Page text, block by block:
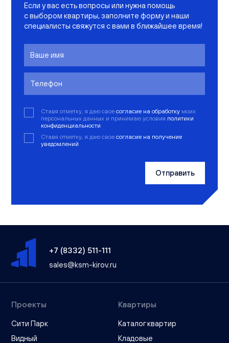
Если у вас есть вопросы или нужна помощь
с выбором квартиры, заполните форму и наши
специалисты свяжутся с вами в ближайшее время!
Ставя отметку, я даю свое согласие на обработку моих
персональных данных и принимаю условия политики
конфиденциальности
Ставя отметку, я даю свое согласие на получение
уведомлений
Отправить
+7 (8332) 511-111
sales@ksm-kirov.ru
Проекты
Сити Парк
Видный
Квартиры
Каталог квартир
Кладовые